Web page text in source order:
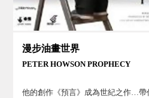
漫步油畫世界
PETER HOWSON PROPHECY
他的創作《預言》成為世紀之作…帶